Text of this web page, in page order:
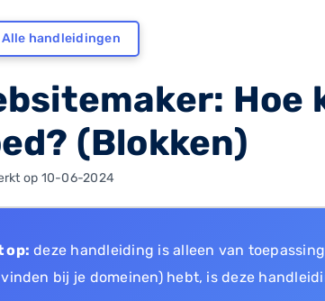
Alle handleidingen
(Blokken)
op 10-06-2024
op: deze handleiding is alleen van
bij je domeinen) hebt, is deze